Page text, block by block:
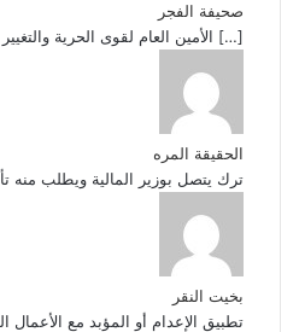
صحيفة الفجر
[…] الأمين العام لقوى الحرية
الحقيقة المره
ترك يتصل بوزير المالية ويطلب منه
بخيت النقر
تطبيق الإعدام أو المؤبد مع الأعمال